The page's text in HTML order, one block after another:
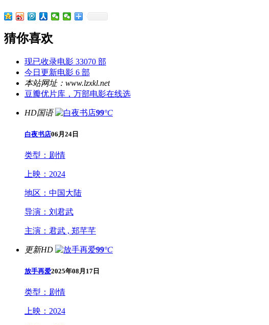
猜你喜欢
现已收录电影 33070 部
今日更新电影 6 部
本站网址：www.lzxkl.net
豆瓣优片库，万部电影在线选
HD国语 99°C
白夜书店06月24日
类型： 剧情
上映： 2024
地区： 中国大陆
导演： 刘君武
主演： 君武 , 郑芊芊
更新HD 99°C
放手再爱2025年08月17日
类型： 剧情
上映： 2024